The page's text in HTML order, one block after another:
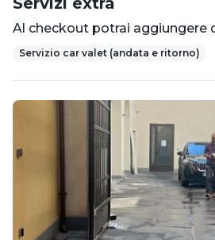
Al checkout potrai aggiungere
Servizio car valet (andata e ritorno)